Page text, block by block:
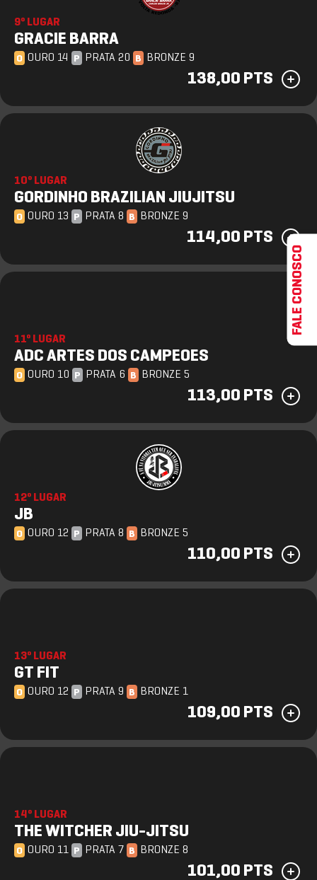
9º LUGAR
GRACIE BARRA
O OURO 14 P PRATA 20 B BRONZE 9
138,00 PTS
10º LUGAR
GORDINHO BRAZILIAN JIUJITSU
O OURO 13 P PRATA 8 B BRONZE 9
114,00 PTS
11º LUGAR
ADC ARTES DOS CAMPEOES
O OURO 10 P PRATA 6 B BRONZE 5
113,00 PTS
12º LUGAR
JB
O OURO 12 P PRATA 8 B BRONZE 5
110,00 PTS
13º LUGAR
GT FIT
O OURO 12 P PRATA 9 B BRONZE 1
109,00 PTS
14º LUGAR
THE WITCHER JIU-JITSU
O OURO 11 P PRATA 7 B BRONZE 8
101,00 PTS
FALE CONOSCO